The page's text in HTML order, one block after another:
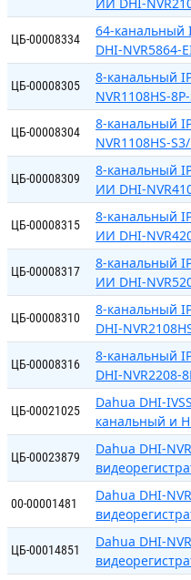
ИИ DHI-
ЦБ-00008334
64-канальный
DHI-NVR5864-
ЦБ-00008305
8-канальный
NVR1108HS-
ЦБ-00008304
8-канальный
NVR1108HS-
ЦБ-00008309
8-канальный
ИИ DHI-
ЦБ-00008315
8-канальный
ИИ DHI-
ЦБ-00008317
8-канальный
ИИ DHI-
ЦБ-00008310
8-канальный
DHI-
ЦБ-00008316
8-канальный
DHI-NVR2208-
ЦБ-00021025
Dahua DHI-
канальный и
ЦБ-00023879
Dahua DHI-
00-00001481
Dahua DHI-
ЦБ-00014851
Dahua DHI-